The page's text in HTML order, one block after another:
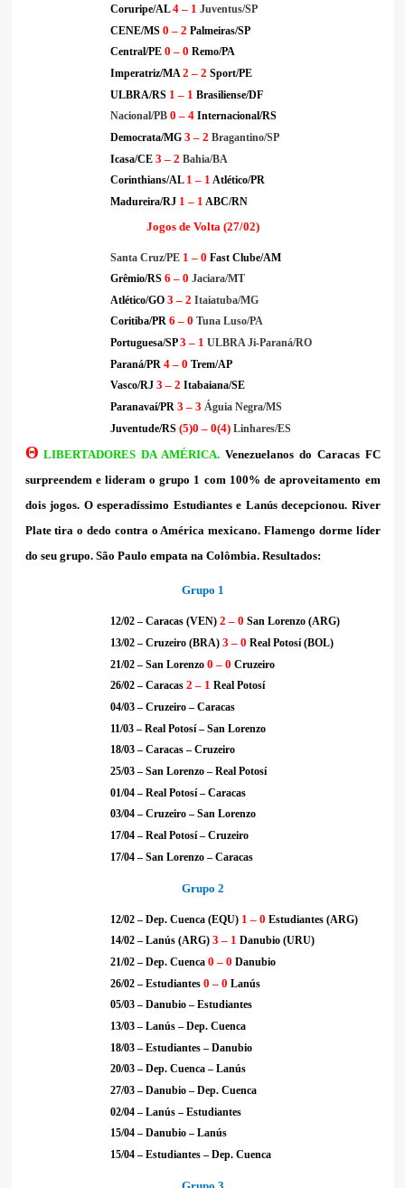
Coruripe/AL4 – 1 Juventus/SP
CENE/MS0 – 2 Palmeiras/SP
Central/PE0 – 0 Remo/PA
Imperatriz/MA2 – 2 Sport/PE
ULBRA/RS 1 – 1 Brasiliense/DF
Nacional/PB 0 – 4 Internacional/RS
Democrata/MG3 – 2 Bragantino/SP
Icasa/CE3 – 2 Bahia/BA
Corinthians/AL 1 – 1 Atlético/PR
Madureira/RJ 1 – 1 ABC/RN
Jogos de Volta (27/02)
Santa Cruz/PE 1 – 0 Fast Clube/AM
Grêmio/RS6 – 0 Jaciara/MT
Atlético/GO3 – 2 Itaiatuba/MG
Coritiba/PR6 – 0 Tuna Luso/PA
Portuguesa/SP3 – 1 ULBRA Ji-Paraná/RO
Paraná/PR4 – 0 Trem/AP
Vasco/RJ3 – 2 Itabaiana/SE
Paranavaí/PR3 – 3 Águia Negra/MS
Juventude/RS(5)0 – 0(4) Linhares/ES
Θ LIBERTADORES DA AMÉRICA. Venezuelanos do Caracas FC
surpreendem e lideram o grupo 1 com 100% de aproveitamento em
dois jogos. O esperadíssimo Estudiantes e Lanús decepcionou. River
Plate tira o dedo contra o América mexicano. Flamengo dorme líder
do seu grupo. São Paulo empata na Colômbia. Resultados:
Grupo 1
12/02 – Caracas (VEN)2 – 0 San Lorenzo (ARG)
13/02 – Cruzeiro (BRA)3 – 0 Real Potosí (BOL)
21/02 – San Lorenzo0 – 0 Cruzeiro
26/02 – Caracas2 – 1 Real Potosí
04/03 – Cruzeiro – Caracas
11/03 – Real Potosí – San Lorenzo
18/03 – Caracas – Cruzeiro
25/03 – San Lorenzo – Real Potosí
01/04 – Real Potosí – Caracas
03/04 – Cruzeiro – San Lorenzo
17/04 – Real Potosí – Cruzeiro
17/04 – San Lorenzo – Caracas
Grupo 2
12/02 – Dep. Cuenca (EQU) 1 – 0 Estudiantes (ARG)
14/02 – Lanús (ARG)3 – 1 Danubio (URU)
21/02 – Dep. Cuenca0 – 0 Danubio
26/02 – Estudiantes0 – 0 Lanús
05/03 – Danubio – Estudiantes
13/03 – Lanús – Dep. Cuenca
18/03 – Estudiantes – Danubio
20/03 – Dep. Cuenca – Lanús
27/03 – Danubio – Dep. Cuenca
02/04 – Lanús – Estudiantes
15/04 – Danubio – Lanús
15/04 – Estudiantes – Dep. Cuenca